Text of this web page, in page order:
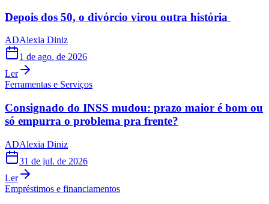
Depois dos 50, o divórcio virou outra história
ADAlexia Diniz
1 de ago. de 2026
Ler
Ferramentas e Serviços
Consignado do INSS mudou: prazo maior é bom ou
só empurra o problema pra frente?
ADAlexia Diniz
31 de jul. de 2026
Ler
Empréstimos e financiamentos